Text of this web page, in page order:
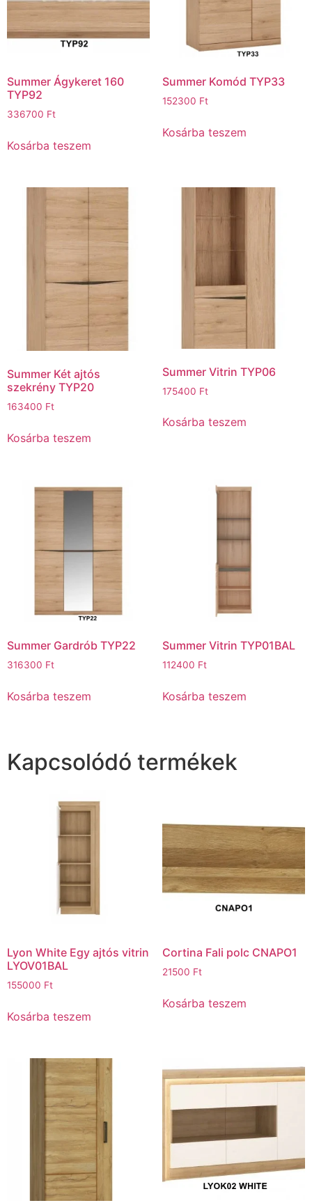
Summer Ágykeret 160
TYP92
336700 Ft
Kosárba teszem
Summer Komód TYP33
152300 Ft
Kosárba teszem
Summer Két ajtós
szekrény TYP20
163400 Ft
Kosárba teszem
Summer Vitrin TYP06
175400 Ft
Kosárba teszem
Summer Gardrób TYP22
316300 Ft
Kosárba teszem
Summer Vitrin TYP01BAL
112400 Ft
Kosárba teszem
Kapcsolódó termékek
Lyon White Egy ajtós vitrin
LYOV01BAL
155000 Ft
Kosárba teszem
Cortina Fali polc CNAPO1
21500 Ft
Kosárba teszem